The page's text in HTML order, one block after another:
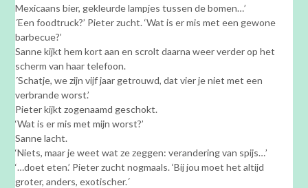
Mexicaans bier, gekleurde lampjes tussen de bomen…’
´Een foodtruck?’ Pieter zucht. ‘Wat is er mis met een gewone
barbecue?’
Sanne kijkt hem kort aan en scrolt daarna weer verder op het
scherm van haar telefoon.
´Schatje, we zijn vijf jaar getrouwd, dat vier je niet met een
verbrande worst.’
Pieter kijkt zogenaamd geschokt.
‘Wat is er mis met mijn worst?’
Sanne lacht.
‘Niets, maar je weet wat ze zeggen: verandering van spijs…’
‘…doet eten.’ Pieter zucht nogmaals. ‘Bij jou moet het altijd
groter, anders, exotischer.´